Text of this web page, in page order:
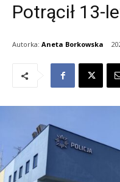
Potrącił 13-
Autorka: Aneta Borkowska